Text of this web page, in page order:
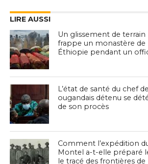
LIRE AUSSI
Un glissement de
frappe un monastère
Éthiopie pendant un
L’état de santé du chef
ougandais détenu se
de son procès
Comment l’expédition
Montel a-t-elle préparé
le tracé des frontières de